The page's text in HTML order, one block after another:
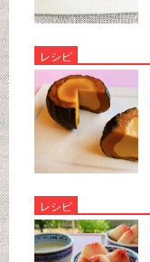
レシピ
レシピ